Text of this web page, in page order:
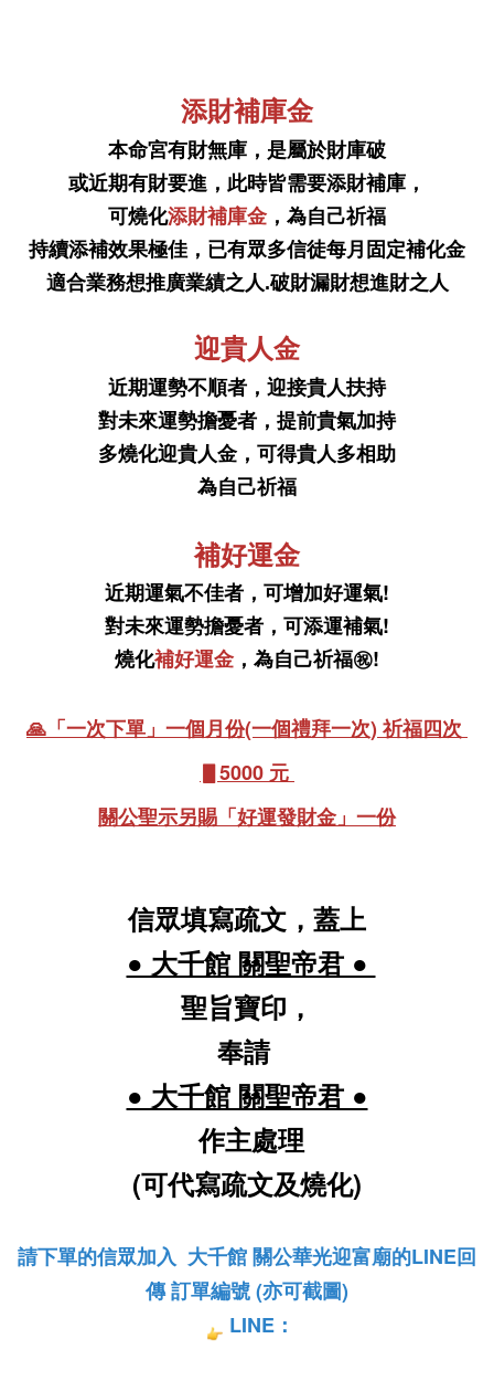
添財補庫金
本命宮有財無庫，是屬於財庫破
或近期有財要進 ， 此時皆需要添財補庫，
可燒化添財補庫金 ，為自己祈福
持續添補效果極佳， 已有眾多信徒每月固定補化金
適合業務想推廣業績之人.破財漏財想進財之人
迎貴人金
近期運勢不順者，迎接貴人扶持
對未來運勢擔憂者，提前貴氣加持
多燒化迎貴人金，可得貴人多相助
為自己祈福
補好運金
近期運氣不佳者，可增加好運氣!
對未來運勢擔憂者，可添運補氣!
燒化補好運金 ，為自己祈福㊗️!
🙏「一次下單」 一個月份(一個禮拜一次) 祈福四次
▋5000 元
關公聖示另賜「好運發財金」 一份
信眾填寫疏文，蓋上
● 大千館 關聖帝君 ●
聖旨寶印，
奉請
● 大千館 關聖帝君 ●
作主處理
(可代寫疏文及燒化)
請下單的信眾加入  大千館 關公華光迎富廟的LINE回
傳 訂單編號 (亦可截圖)
LINE：